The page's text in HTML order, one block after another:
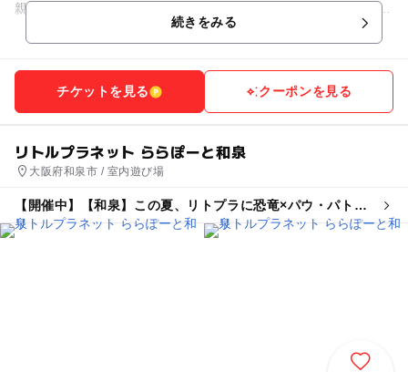
親子でふれあい“あそび回っちゃおう！” ＜コーナー紹介＞ ・
続きをみる
チケットを見る クーポンを見る
リトルプラネット ららぽーと和泉
大阪府和泉市 / 室内遊び場
【開催中】【和泉】この夏、リトプラに恐竜×パウ・パトロ
ールがやってくる!